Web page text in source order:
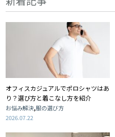
オフィスカジュアルでポロシャツはあ
り？選び方と着こなし方を紹介
お悩み解決,服の選び方
2026.07.22